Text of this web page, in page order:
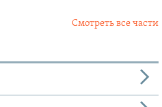
Смотреть все части